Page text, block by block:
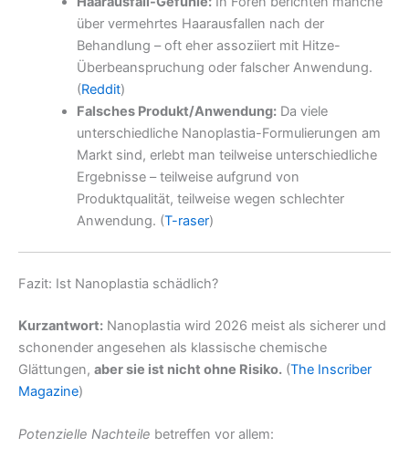
über vermehrtes Haarausfallen nach der
Behandlung – oft eher assoziiert mit Hitze-
Überbeanspruchung oder falscher Anwendung.
(Reddit)
Falsches Produkt/Anwendung:Da viele
unterschiedliche Nanoplastia-Formulierungen am
Markt sind, erlebt man teilweise unterschiedliche
Ergebnisse – teilweise aufgrund von
Produktqualität, teilweise wegen schlechter
Anwendung. (T-raser)
Fazit: Ist Nanoplastia schädlich?
Kurzantwort: Nanoplastia wird 2026 meist als sicherer und
schonender angesehen als klassische chemische
Glättungen, aber sie ist nicht ohne Risiko. (The Inscriber
Magazine)
Potenzielle Nachteile betreffen vor allem: